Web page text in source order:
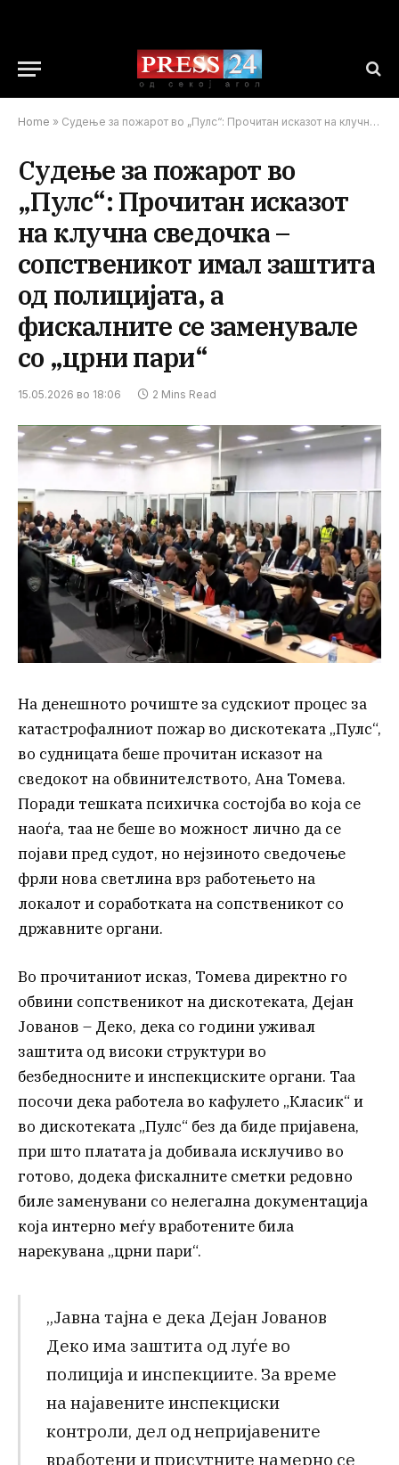
Home » Судење за пожарот во „Пулс“: Прочитан исказот на клучна сведочка – сопственикот имал заштита од полицијата, а фискалните се заменувале со „црни пари“
Судење за пожарот во
„Пулс“: Прочитан исказот
на клучна сведочка –
сопственикот имал заштита
од полицијата, а
фискалните се заменувале
со „црни пари“
15.05.2026 во 18:06 2 Mins Read
На денешното рочиште за судскиот процес за
катастрофалниот пожар во дискотеката „Пулс“,
во судницата беше прочитан исказот на
сведокот на обвинителството, Ана Томева.
Поради тешката психичка состојба во која се
наоѓа, таа не беше во можност лично да се
појави пред судот, но нејзиното сведочење
фрли нова светлина врз работењето на
локалот и соработката на сопственикот со
државните органи.
Во прочитаниот исказ, Томева директно го
обвини сопственикот на дискотеката, Дејан
Јованов – Деко, дека со години уживал
заштита од високи структури во
безбедносните и инспекциските органи. Таа
посочи дека работела во кафулето „Класик“ и
во дискотеката „Пулс“ без да биде пријавена,
при што платата ја добивала исклучиво во
готово, додека фискалните сметки редовно
биле заменувани со нелегална документација
која интерно меѓу вработените била
нарекувана „црни пари“.
„Јавна тајна е дека Дејан Јованов
Деко има заштита од луѓе во
полиција и инспекциите. За време
на најавените инспекциски
контроли, дел од непријавените
вработени и присутните намерно се